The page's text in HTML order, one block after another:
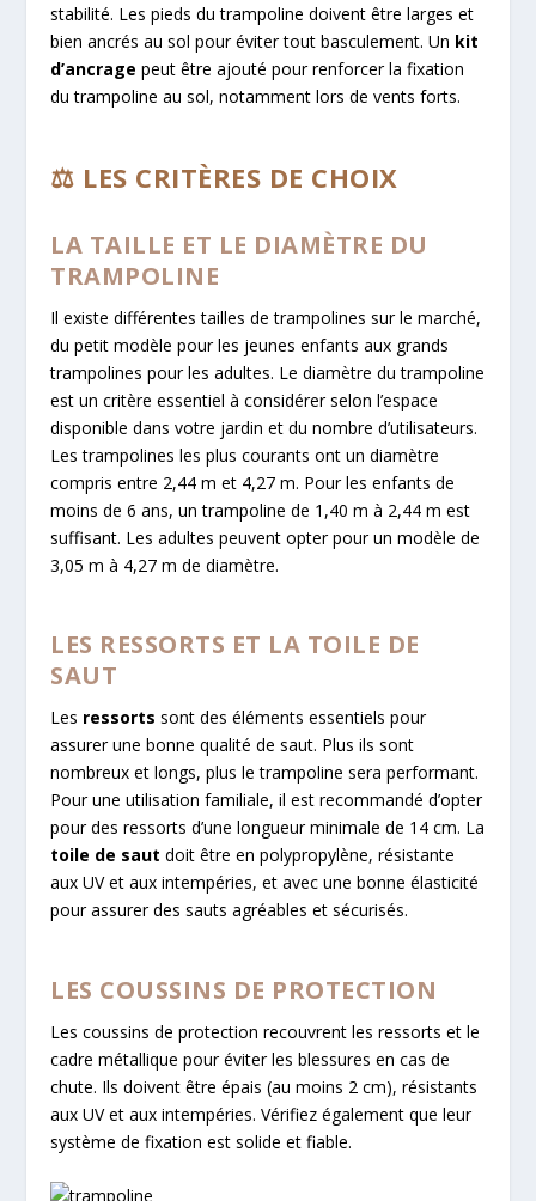
stabilité. Les pieds du trampoline doivent être larges et
bien ancrés au sol pour éviter tout basculement. Un kit
d’ancrage peut être ajouté pour renforcer la fixation
du trampoline au sol, notamment lors de vents forts.
⚖️ LES CRITÈRES DE CHOIX
LA TAILLE ET LE DIAMÈTRE DU
TRAMPOLINE
Il existe différentes tailles de trampolines sur le marché,
du petit modèle pour les jeunes enfants aux grands
trampolines pour les adultes. Le diamètre du trampoline
est un critère essentiel à considérer selon l’espace
disponible dans votre jardin et du nombre d’utilisateurs.
Les trampolines les plus courants ont un diamètre
compris entre 2,44 m et 4,27 m. Pour les enfants de
moins de 6 ans, un trampoline de 1,40 m à 2,44 m est
suffisant. Les adultes peuvent opter pour un modèle de
3,05 m à 4,27 m de diamètre.
LES RESSORTS ET LA TOILE DE
SAUT
Les ressorts sont des éléments essentiels pour
assurer une bonne qualité de saut. Plus ils sont
nombreux et longs, plus le trampoline sera performant.
Pour une utilisation familiale, il est recommandé d’opter
pour des ressorts d’une longueur minimale de 14 cm. La
toile de saut doit être en polypropylène, résistante
aux UV et aux intempéries, et avec une bonne élasticité
pour assurer des sauts agréables et sécurisés.
LES COUSSINS DE PROTECTION
Les coussins de protection recouvrent les ressorts et le
cadre métallique pour éviter les blessures en cas de
chute. Ils doivent être épais (au moins 2 cm), résistants
aux UV et aux intempéries. Vérifiez également que leur
système de fixation est solide et fiable.